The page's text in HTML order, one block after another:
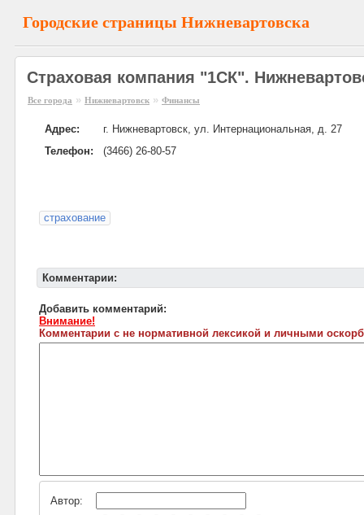
Городские страницы Нижневартовска
Страховая компания "1СК".
Все города » Нижневартовск » Финансы
Адрес:
г. Нижневартовск, ул. Интернациональная, д. 27
Телефон:
(3466) 26-80-57
страхование
Комментарии:
Добавить комментарий:
Внимание!
Комментарии с не нормативной лексикой и личными
Автор: